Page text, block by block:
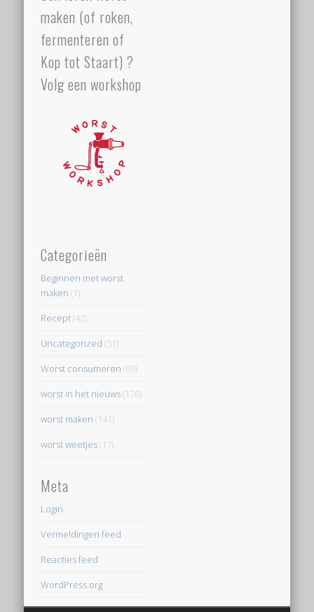
maken (of roken,
fermenteren of
Kop tot Staart) ?
Volg een workshop
Categorieën
Beginnen met worst
maken (1)
Recept(42)
Uncategorized (51)
Worst consumeren (69)
worst in het nieuws(176)
worst maken (141)
worst weetjes(17)
Meta
Login
Vermeldingen feed
Reacties feed
WordPress.org